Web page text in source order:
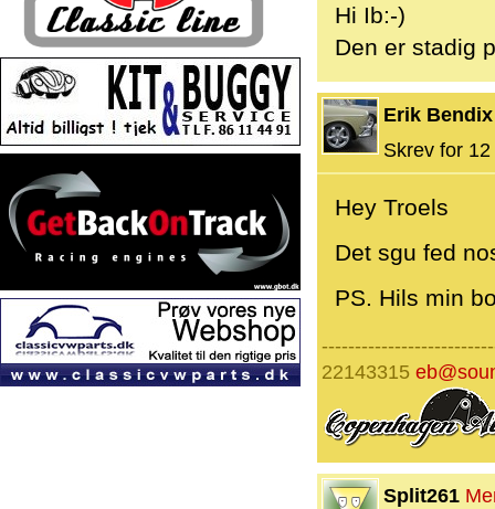
Hi Ib:-)
Den er stadig
Erik Bendix
Skrev for
Hey Troels
Det sgu fed
PS. Hils min
22143315
Split261